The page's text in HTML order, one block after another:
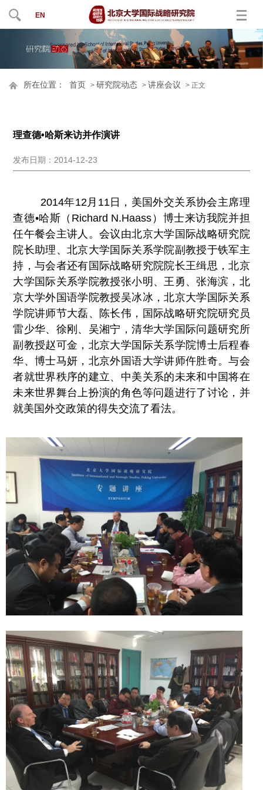
EN
所在位置： 首页 >研究院动态 >讲座会议 > 正文
理查德•哈斯来访并作演讲
发布日期：2014-12-23
2014年12月11日，美国外交关系协会主席理
查德•哈斯（Richard N.Haass）博士来访我院并担
任午餐会主讲人。会议由北京大学国际战略研究院
院长助理、北京大学国际关系学院副教授于铁军主
持，与会者还有国际战略研究院院长王缉思，北京
大学国际关系学院教授张小明、王勇、张海滨，北
京大学外国语学院教授吴冰冰，北京大学国际关系
学院讲师节大磊、陈长伟，国际战略研究院研究员
雷少华、徐刚、吴湘宁，清华大学国际问题研究所
副教授赵可金，北京大学国际关系学院博士后程春
华、博士马妍，北京外国语大学讲师仵胜奇。与会
者就世界秩序的建立、中美关系的未来和中国将在
未来世界舞台上扮演的角色等问题进行了讨论，并
就美国外交政策的得失交流了看法。